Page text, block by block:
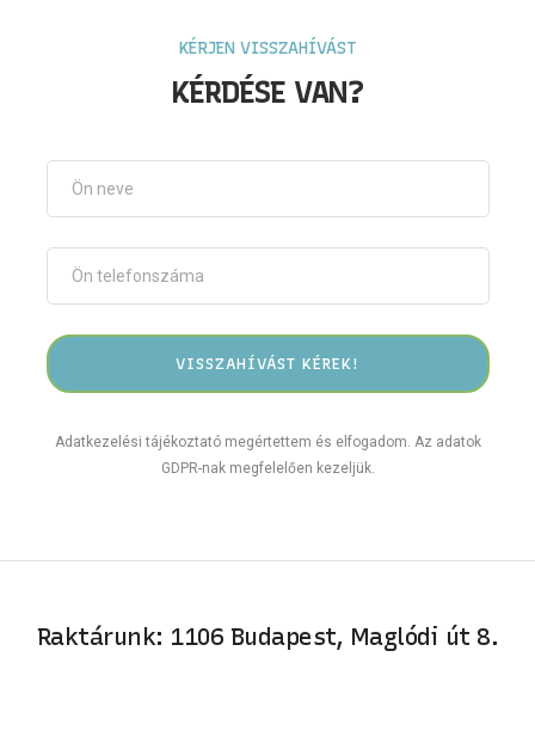
KÉRJEN VISSZAHÍVÁST
KÉRDÉSE VAN?
Adatkezelési tájékoztató megértettem és elfogadom. Az adatok
GDPR-nak megfelelően kezeljük.
Raktárunk: 1106 Budapest, Maglódi út 8.